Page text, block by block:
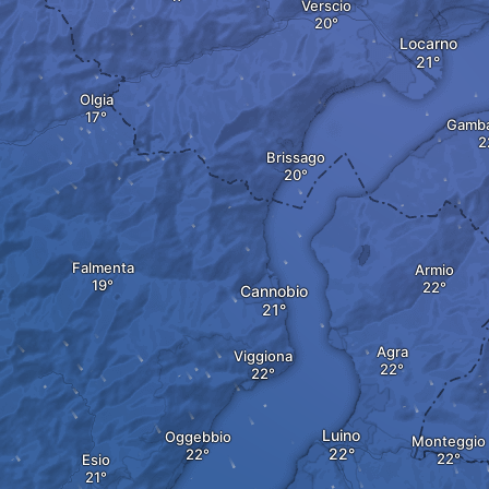
Monteggio
Armio
Locarno
Oggebbio
Cannobio
Luino
Agra
Viggiona
Verscio
Brissago
Esio
Falmenta
Olgia